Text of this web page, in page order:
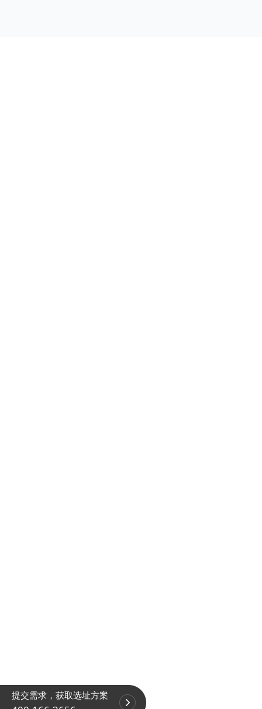
提交需求，获取选址方案